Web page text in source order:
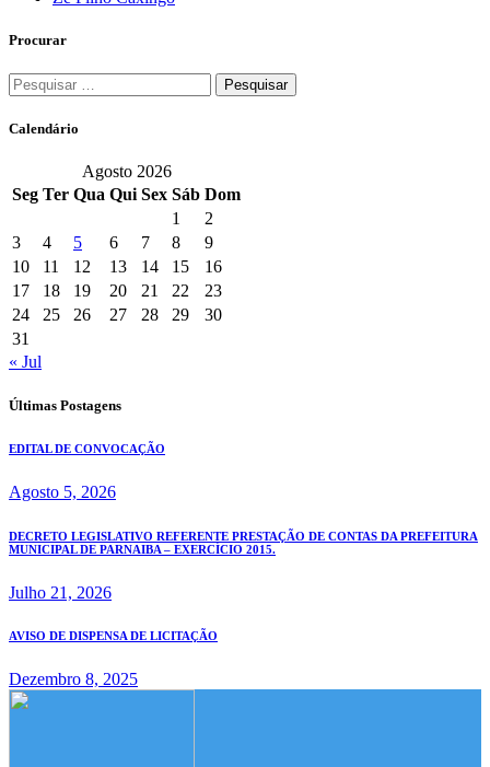
Procurar
Pesquisar
por:
Calendário
Agosto 2026
Seg Ter Qua Qui Sex Sáb Dom
1
2
3
4 5 6 7 8
9
10
11 12 13 14 15
16
17
18 19 20 21 22
23
24
25 26 27 28 29
30
31
« Jul
Últimas Postagens
EDITAL DE CONVOCAÇÃO
Agosto 5, 2026
DECRETO LEGISLATIVO REFERENTE PRESTAÇÃO DE CONTAS DA PREFEITURA
MUNICIPAL DE PARNAIBA – EXERCÍCIO 2015.
Julho 21, 2026
AVISO DE DISPENSA DE LICITAÇÃO
Dezembro 8, 2025